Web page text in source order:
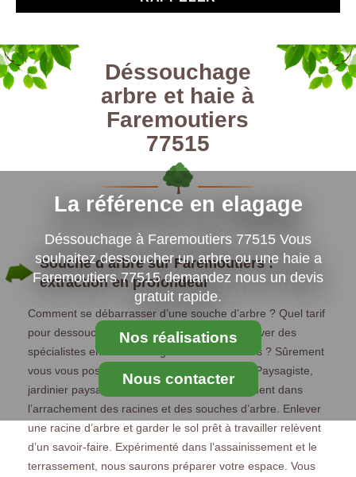
La référence en elagage
Déssouchage à Faremoutiers 77515 Vous
souhaitez dessoucher un arbre ou une haie a
Faremoutiers 77515 demandez nous un devis
gratuit rapide.
Nos réalisations
Nous contacter
Déssouchage
arbre et haie à
Faremoutiers
77515
Souche d’arbre sur Faremoutiers :
extraction en profondeur
Comment se débarrasser d’une souche d’arbre ? Quel tarif
pour dessoucher une racine d’arbre ? Où trouver des
spécialistes en dessouchage sur Faremoutiers ? Sûrement
vous vous posez ces questions. MS Elagage Paysagiste,
jardinier paysagiste, nous intervenons également dans
l’arrachement des racines et des souches d’arbre. Enlever
une racine d’arbre et garder le sol prêt à travailler relèvent
d’un savoir-faire. Expérimenté dans l’assainissement et le
terrassement, nous saurons préparer votre espace. Vous